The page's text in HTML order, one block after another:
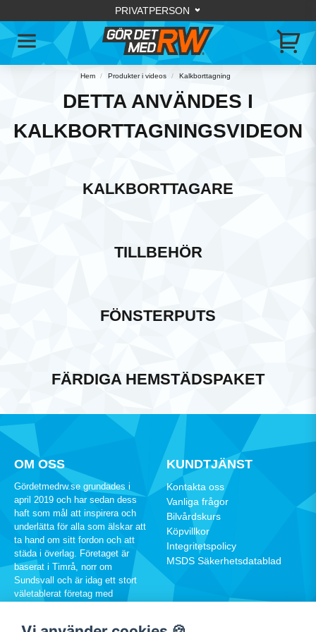
Hem Produkter i videos Kalkborttagning
DETTA ANVÄNDES I
KALKBORTTAGNINGSVIDEON
KALKBORTTAGARE
TILLBEHÖR
FÖNSTERPUTS
FÄRDIGA HEMSTÄDSPAKET
OM OSS
Gördetmedrw.se grundades i
april 2019 och har sedan dess
haft som mål att inspirera och
underlätta för alla som älskar att
ta hand om sitt fordon och att
städa i överlag. Företaget är
baserat i Timrå, norr om
Sundsvall och är idag ett stort
väletablerat företag med
KUNDTJÄNST
Kontakta oss
Vanliga frågor
Bilvårdskurs
Köpvillkor
Integritetspolicy
MSDS Säkerhetsdatablad